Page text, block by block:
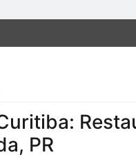
PR